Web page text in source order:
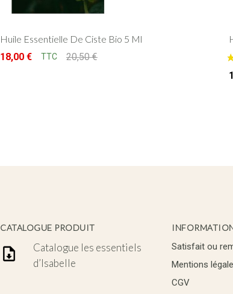
Huile Essentielle De Ciste Bio 5 Ml
20,50€
Le prix initial était : 20,50 €.
18,00 €
Le prix actuel est : 18,00 €.
TTC
CATALOGUE PRODUIT
Catalogue les essentiels
d’Isabelle
Satisfait ou
Mentions
CGV